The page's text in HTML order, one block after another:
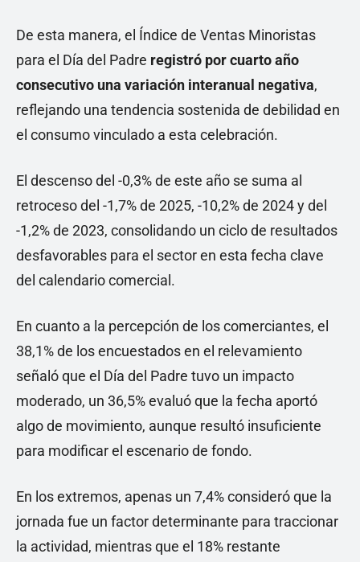
De esta manera, el Índice de Ventas Minoristas
para el Día del Padre registró por cuarto año
consecutivo una variación interanual negativa,
reflejando una tendencia sostenida de debilidad en
el consumo vinculado a esta celebración.
El descenso del -0,3% de este año se suma al
retroceso del -1,7% de 2025, -10,2% de 2024 y del
-1,2% de 2023, consolidando un ciclo de resultados
desfavorables para el sector en esta fecha clave
del calendario comercial.
En cuanto a la percepción de los comerciantes, el
38,1% de los encuestados en el relevamiento
señaló que el Día del Padre tuvo un impacto
moderado, un 36,5% evaluó que la fecha aportó
algo de movimiento, aunque resultó insuficiente
para modificar el escenario de fondo.
En los extremos, apenas un 7,4% consideró que la
jornada fue un factor determinante para traccionar
la actividad, mientras que el 18% restante